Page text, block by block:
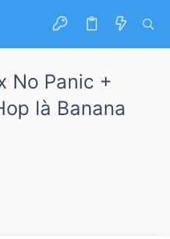
No Panic +
là Banana